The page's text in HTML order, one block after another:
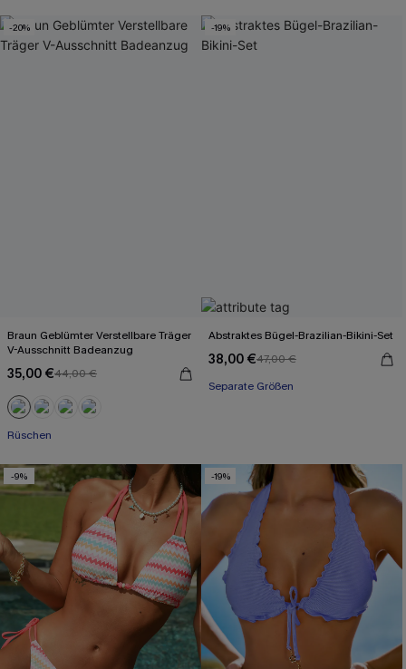
-20%
Braun Geblümter Verstellbare Träger
V-Ausschnitt Badeanzug
35,00 €44,00 €
Rüschen
-19%
Abstraktes Bügel-Brazilian-Bikini-Set
38,00 €47,00 €
Separate Größen
-9% -19%